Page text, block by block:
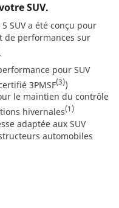
SUV.
SUV a été conçu pour
de performances sur
.
pour SUV
3PMSF(3))
le maintien du contrôle
hivernales(1)
adaptée aux SUV
automobiles